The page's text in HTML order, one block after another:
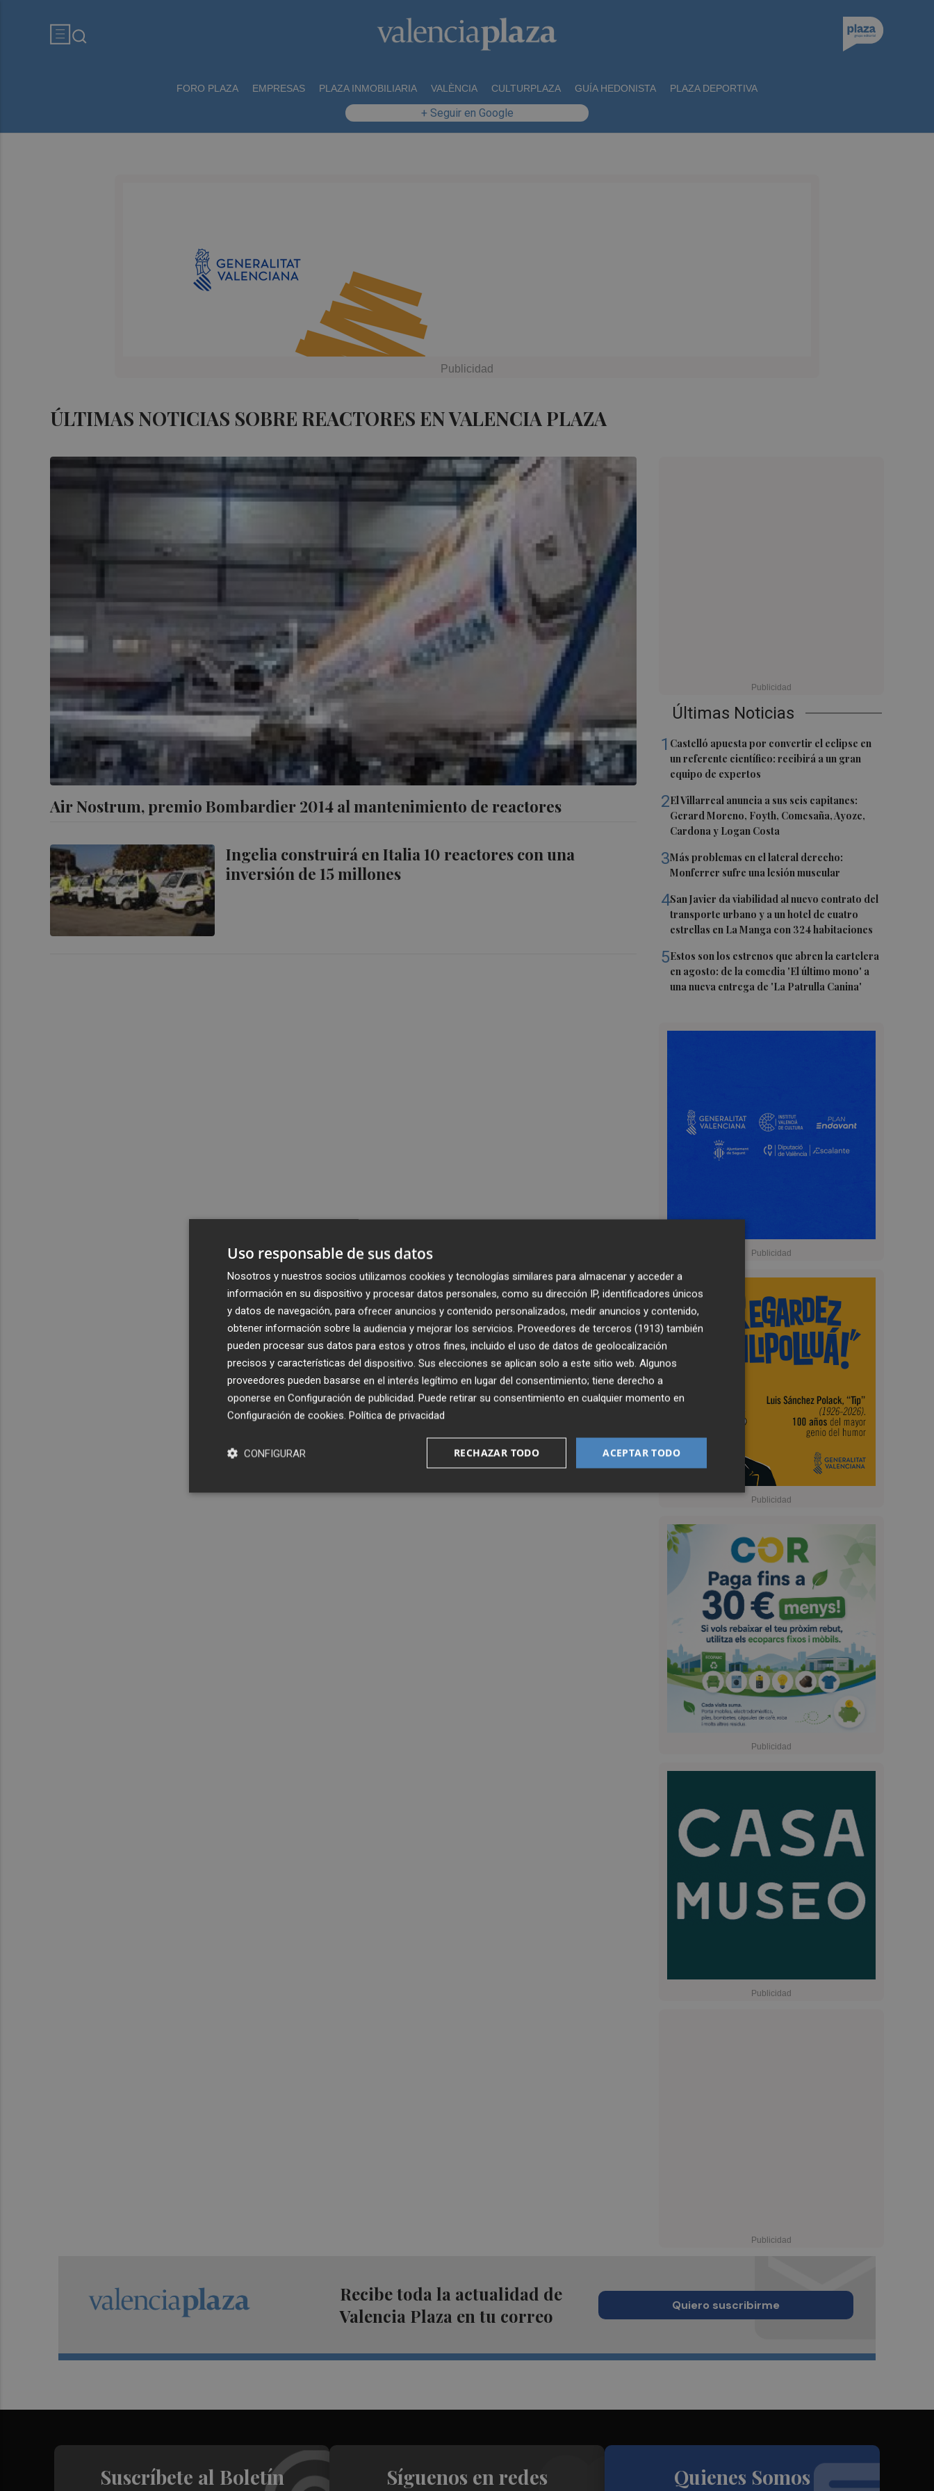
FORO PLAZA EMPRESAS PLAZA INMOBILIARIA VALÈNCIA CULTURPLAZA GUÍA HEDONISTA PLAZA DEPORTIVA
+ Seguir en Google
ÚLTIMAS NOTICIAS SOBRE REACTORES EN VALENCIA PLAZA
Air Nostrum, premio Bombardier 2014 al mantenimiento de reactores
Ingelia construirá en Italia 10 reactores con una
inversión de 15 millones
Últimas Noticias
1 Castelló apuesta por convertir el eclipse en
un referente científico: recibirá a un gran
equipo de expertos
2El Villarreal anuncia a sus seis capitanes:
Gerard Moreno, Foyth, Comesaña, Ayoze,
Cardona y Logan Costa
3Más problemas en el lateral derecho:
Monferrer sufre una lesión muscular
4San Javier da viabilidad al nuevo contrato del
transporte urbano y a un hotel de cuatro
estrellas en La Manga con 324 habitaciones
5Estos son los estrenos que abren la cartelera
en agosto: de la comedia 'El último mono' a
una nueva entrega de 'La Patrulla Canina'
Recibe toda la actualidad de
Valencia Plaza en tu correo
Quiero suscribirme
Suscríbete al Boletín Síguenos en redes Quienes Somos
Uso responsable de sus datos
Nosotros y nuestros socios utilizamos cookies y tecnologías similares para almacenar y acceder a
información en su dispositivo y procesar datos personales, como su dirección IP, identificadores únicos
y datos de navegación, para ofrecer anuncios y contenido personalizados, medir anuncios y contenido,
obtener información sobre la audiencia y mejorar los servicios. Proveedores de terceros (1913) también
pueden procesar sus datos para estos y otros fines, incluido el uso de datos de geolocalización
precisos y características del dispositivo. Sus elecciones se aplican solo a este sitio web. Algunos
proveedores pueden basarse en el interés legítimo en lugar del consentimiento; tiene derecho a
oponerse en Configuración de publicidad. Puede retirar su consentimiento en cualquier momento en
Configuración de cookies. Política de privacidad
ACEPTAR TODO
RECHAZAR TODO
CONFIGURAR